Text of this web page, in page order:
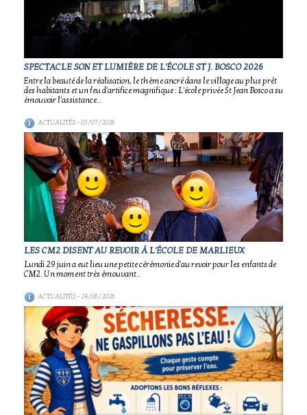
SPECTACLE SON ET LUMIÈRE DE L'ÉCOLE ST J. BOSCO 2026
Entre la beauté de la réalisation, le thème ancré dans le village au plus prêt
des habitants et un feu d'artifice magnifique : L'école privée St Jean Bosco a su
émouvoir l'assistance..
ACTUALITÉS- 03/07/2026
LES CM2 DISENT AU REVOIR À L'ÉCOLE DE MARLIEUX
Lundi 29 juin a eut lieu une petite cérémonie d'au revoir pour les enfants de
CM2. Un moment très émouvant..
ACTUALITÉS- 24/06/2026